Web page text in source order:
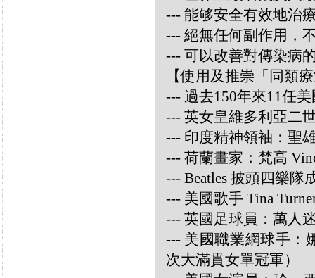
--- 能够安全有效地治
--- 絕無任何副作用，
--- 可以改善對傳染病
【使用及推崇「同類
--- 過去150年來11任
--- 英女皇維多利亞二
--- 印度精神領袖：聖
--- 荷蘭畫家：梵高
--- Beatles 披頭四樂隊
--- 美國歌手 Tina
--- 英國足球員：萬人
--- 美國職業網球手：
次大滿貫女單冠軍）